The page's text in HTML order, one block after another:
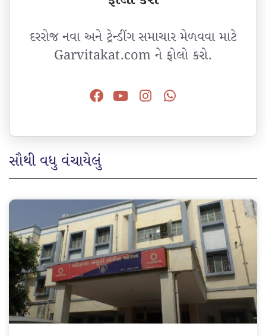
દરરોજ નવા અને ટ્રેન્ડીંગ સમાચાર મેળવવા માટે
Garvitakat.com ને ફોલો કરો.
સૌથી વધુ વંચાયેલું